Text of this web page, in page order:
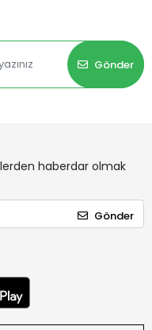
Gönder
haberdar olmak
Gönder